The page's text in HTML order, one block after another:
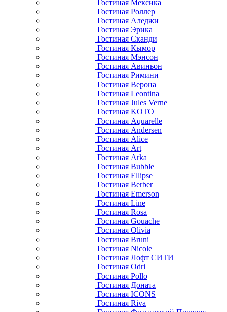
Гостиная Мексика
Гостиная Роллер
Гостиная Аледжи
Гостиная Эрика
Гостиная Сканди
Гостиная Кымор
Гостиная Мэнсон
Гостиная Авиньон
Гостиная Римини
Гостиная Верона
Гостиная Leontina
Гостиная Jules Verne
Гостиная KOTO
Гостиная Aquarelle
Гостиная Andersen
Гостиная Alice
Гостиная Art
Гостиная Arka
Гостиная Bubble
Гостиная Ellipse
Гостиная Berber
Гостиная Emerson
Гостиная Line
Гостиная Rosa
Гостиная Gouache
Гостиная Olivia
Гостиная Bruni
Гостиная Nicole
Гостиная Лофт СИТИ
Гостиная Odri
Гостиная Pollo
Гостиная Доната
Гостиная ICONS
Гостиная Riva